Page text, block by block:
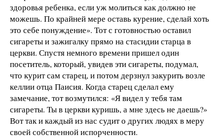
здоровья ребенка, если уж молиться как должно не
можешь. По крайней мере оставь курение, сделай хоть
это себе понуждение». Тот с готовностью оставил
сигареты и зажигалку прямо на стасидии старца в
церкви. Спустя немного времени пришел один
посетитель, который, увидев эти сигареты, подумал,
что курит сам старец, и потом дерзнул закурить возле
келлии отца Паисия. Когда старец сделал ему
замечание, тот возмутился: «Я видел у тебя там
сигареты. Ты в церкви куришь, а мне здесь не даешь?»
Вот так и каждый из нас судит о других людях в меру
своей собственной испорченности.